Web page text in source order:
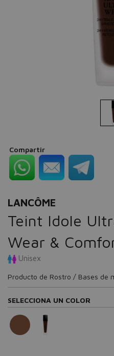
Compartir
LANCÔME
Teint Idole
Wear &
Unisex
Producto de Rostro / Bases de
SELECCIONA UN COLOR